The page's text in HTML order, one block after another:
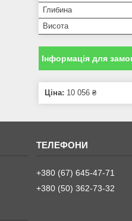
Глибина
Висота
Інформація для
Ціна: 10 056 ₴
+380 (67) 645-47-71
+380 (50) 362-73-32